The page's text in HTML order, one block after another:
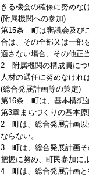
きる機会の確保に努めな
(附属機関への参加)
第15条 町は審議会及び
合は、その全部又は一部
適さない場合、その他正
2 附属機関の構成員につ
人材の選任に努めなけれ
(総合発展計画等の策定)
第16条 町は、基本構想
第3章まちづくりの基本
2 町は、総合発展計画以
ならない。
3 町は、総合発展計画そ
把握に努め、町民参加に
4 町は、総合発展計画と